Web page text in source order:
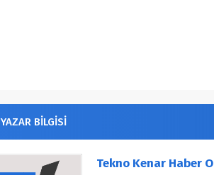
YAZAR BİLGİSİ
Tekno Kenar Haber